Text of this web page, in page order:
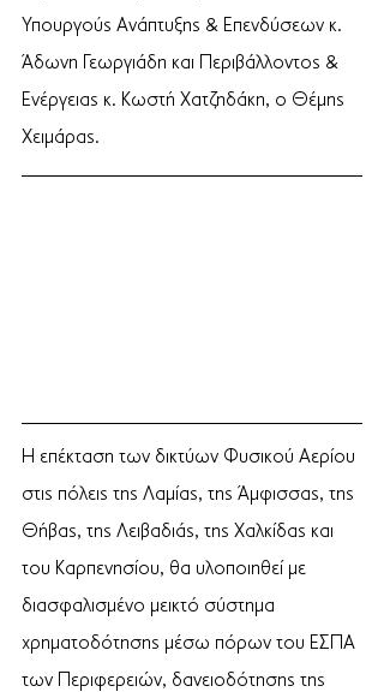
Υπουργούς Ανάπτυξης & Επενδύσεων κ.
Άδωνη Γεωργιάδη και Περιβάλλοντος &
Ενέργειας κ. Κωστή Χατζηδάκη, ο Θέμης
Χειμάρας.
Η επέκταση των δικτύων Φυσικού Αερίου
στις πόλεις της Λαμίας, της Άμφισσας, της
Θήβας, της Λειβαδιάς, της Χαλκίδας και
του Καρπενησίου, θα υλοποιηθεί με
διασφαλισμένο μεικτό σύστημα
χρηματοδότησης μέσω πόρων του ΕΣΠΑ
των Περιφερειών, δανειοδότησης της